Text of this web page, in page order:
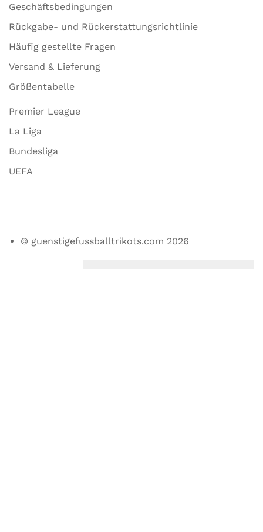
Geschäftsbedingungen
Rückgabe- und Rückerstattungsrichtlinie
Häufig gestellte Fragen
Versand & Lieferung
Größentabelle
Premier League
La Liga
Bundesliga
UEFA
© guenstigefussballtrikots.com 2026